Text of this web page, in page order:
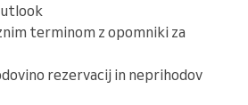
terminom z opomniki za
rezervacij in neprihodov